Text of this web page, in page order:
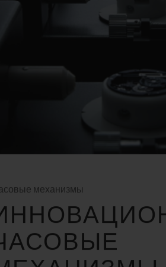
механизмы